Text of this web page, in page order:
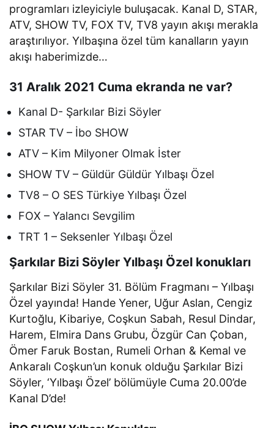
programları izleyiciyle buluşacak. Kanal D, STAR,
ATV, SHOW TV, FOX TV, TV8 yayın akışı merakla
araştırılıyor. Yılbaşına özel tüm kanalların yayın
akışı haberimizde…
31 Aralık 2021 Cuma ekranda ne var?
Kanal D- Şarkılar Bizi Söyler
STAR TV – İbo SHOW
ATV – Kim Milyoner Olmak İster
SHOW TV – Güldür Güldür Yılbaşı Özel
TV8 – O SES Türkiye Yılbaşı Özel
FOX – Yalancı Sevgilim
TRT 1 – Seksenler Yılbaşı Özel
Şarkılar Bizi Söyler Yılbaşı Özel konukları
Şarkılar Bizi Söyler 31. Bölüm Fragmanı – Yılbaşı
Özel yayında! Hande Yener, Uğur Aslan, Cengiz
Kurtoğlu, Kibariye, Coşkun Sabah, Resul Dindar,
Harem, Elmira Dans Grubu, Özgür Can Çoban,
Ömer Faruk Bostan, Rumeli Orhan & Kemal ve
Ankaralı Coşkun’un konuk olduğu Şarkılar Bizi
Söyler, ‘Yılbaşı Özel’ bölümüyle Cuma 20.00’de
Kanal D’de!